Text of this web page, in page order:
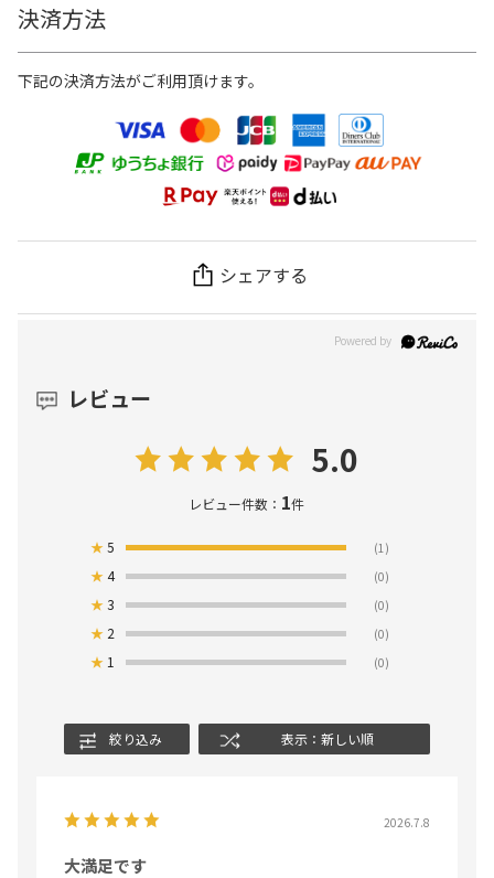
決済方法
下記の決済方法がご利用頂けます。
シェアする
レビュー
5.0
レビュー件数： 1件
★5 (1)
★4 (0)
★3 (0)
★ 2 (0)
★ 1 (0)
絞り込み 表示：新しい順
2026.7.8
大満足です